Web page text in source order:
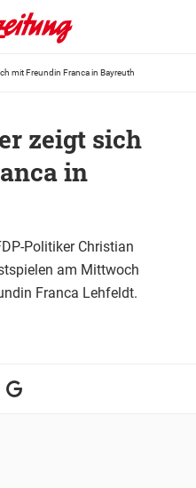
mit Freundin Franca in Bayreuth
zeigt sich
in
Politiker Christian
am Mittwoch
Franca Lehfeldt.